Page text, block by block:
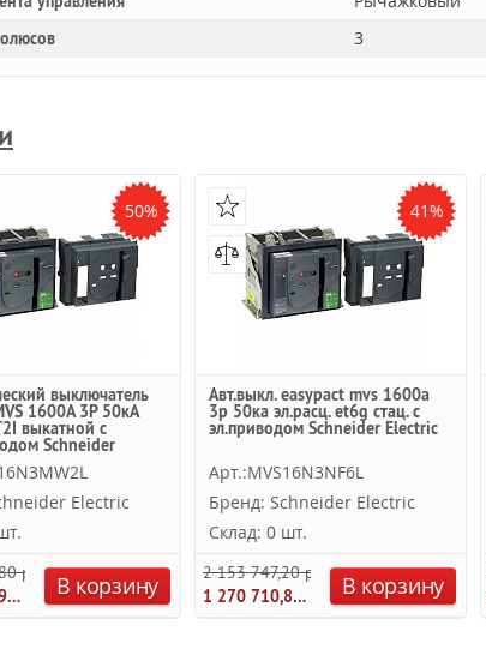
3
50%
выключатель
1600A 3P 50кА
выкатной с
Schneider
Electric
руб.
1 025 495,90 руб.
В корзину
41%
Авт.выкл. easypact mvs 1600a
3p 50ка эл.расц. et6g стац. с
эл.приводом Schneider Electric
Арт.:MVS16N3NF6L
Бренд: Schneider Electric
Склад: 0 шт.
2 153 747,20 руб.
1 270 710,85 руб.
В корзину